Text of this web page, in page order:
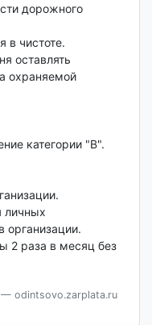
дорожного
в чистоте.
оставлять
охраняемой
категории "B".
личных
организации.
2 раза в месяц без
— odintsovo.zarplata.ru